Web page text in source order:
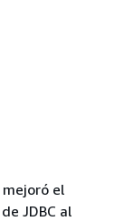
mejoró el
JDBC al